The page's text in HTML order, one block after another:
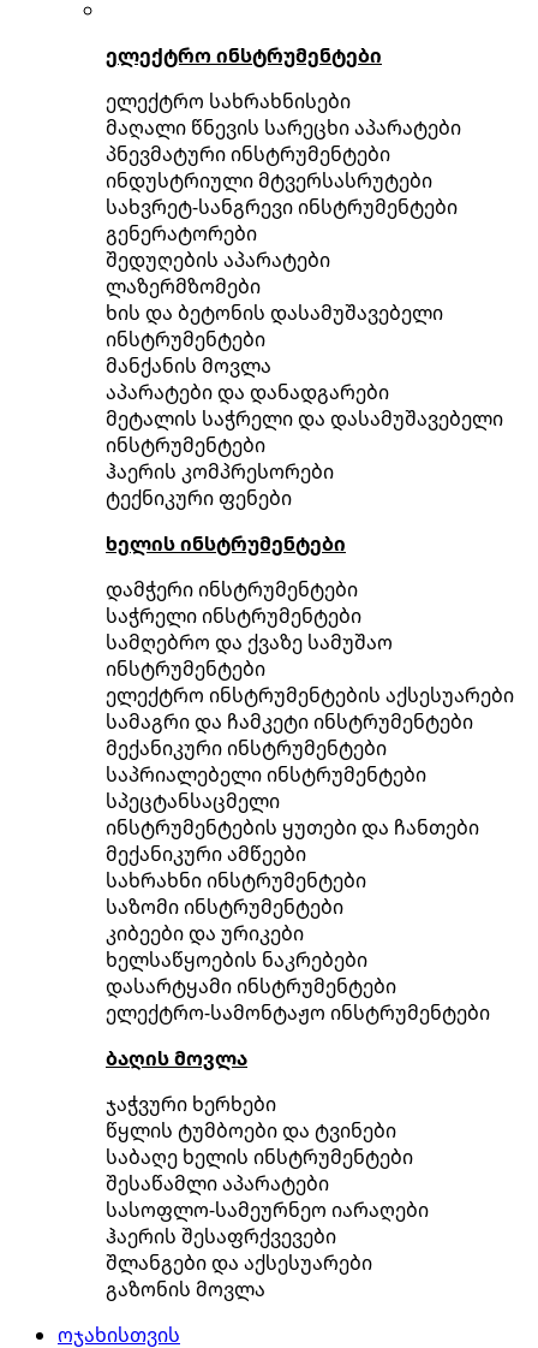
ელექტრო ინსტრუმენტები
ელექტრო სახრახნისები
მაღალი წნევის სარეცხი აპარატები
პნევმატური ინსტრუმენტები
ინდუსტრიული მტვერსასრუტები
სახვრეტ-სანგრევი ინსტრუმენტები
გენერატორები
შედუღების აპარატები
ლაზერმზომები
ხის და ბეტონის დასამუშავებელი
ინსტრუმენტები
მანქანის მოვლა
აპარატები და დანადგარები
მეტალის საჭრელი და დასამუშავებელი
ინსტრუმენტები
ჰაერის კომპრესორები
ტექნიკური ფენები
ხელის ინსტრუმენტები
დამჭერი ინსტრუმენტები
საჭრელი ინსტრუმენტები
სამღებრო და ქვაზე სამუშაო
ინსტრუმენტები
ელექტრო ინსტრუმენტების აქსესუარები
სამაგრი და ჩამკეტი ინსტრუმენტები
მექანიკური ინსტრუმენტები
საპრიალებელი ინსტრუმენტები
სპეცტანსაცმელი
ინსტრუმენტების ყუთები და ჩანთები
მექანიკური ამწეები
სახრახნი ინსტრუმენტები
საზომი ინსტრუმენტები
კიბეები და ურიკები
ხელსაწყოების ნაკრებები
დასარტყამი ინსტრუმენტები
ელექტრო-სამონტაჟო ინსტრუმენტები
ბაღის მოვლა
ჯაჭვური ხერხები
წყლის ტუმბოები და ტვინები
საბაღე ხელის ინსტრუმენტები
შესაწამლი აპარატები
სასოფლო-სამეურნეო იარაღები
ჰაერის შესაფრქვევები
შლანგები და აქსესუარები
გაზონის მოვლა
ოჯახისთვის